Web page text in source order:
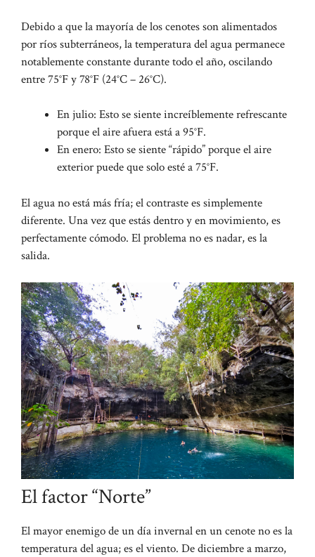
Debido a que la mayoría de los cenotes son alimentados
por ríos subterráneos, la temperatura del agua permanece
notablemente constante durante todo el año, oscilando
entre 75°F y 78°F (24°C – 26°C).
En julio: Esto se siente increíblemente refrescante
porque el aire afuera está a 95°F.
En enero: Esto se siente “rápido” porque el aire
exterior puede que solo esté a 75°F.
El agua no está más fría; el contraste es simplemente
diferente. Una vez que estás dentro y en movimiento, es
perfectamente cómodo. El problema no es nadar, es la
salida.
El factor “Norte”
El mayor enemigo de un día invernal en un cenote no es la
temperatura del agua; es el viento. De diciembre a marzo,